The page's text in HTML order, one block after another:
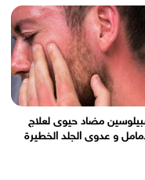
مضاد حيوى لعلاج
و عدوى الجلد الخطيرة